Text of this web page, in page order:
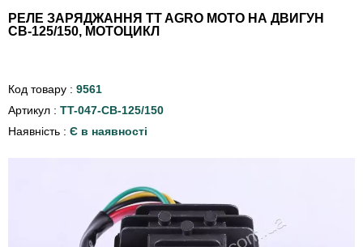
РЕЛЕ ЗАРЯДЖАННЯ TT AGRO MOTO НА ДВИГУН
СВ-125/150, МОТОЦИКЛ
Код товару : 9561
Артикул : TT-047-СВ-125/150
Наявність : Є в наявності